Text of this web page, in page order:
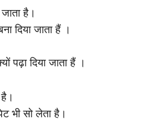
है।
दिया जाता हैं ।
पढ़ा दिया जाता हैं ।
भी सो लेता है।